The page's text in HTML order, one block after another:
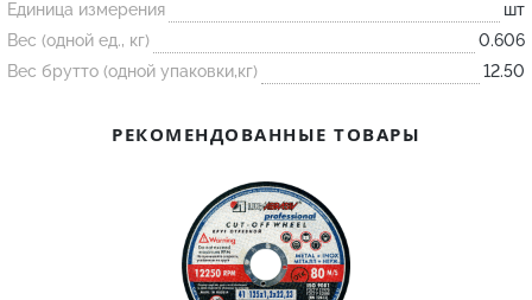
Подставка
Лодочка
Контакт
Огнеупорная SiC смесь
Единица измерения
шт
Вес (одной ед., кг)
0.606
Вес брутто (одной упаковки,кг)
12.50
РЕКОМЕНДОВАННЫЕ ТОВАРЫ